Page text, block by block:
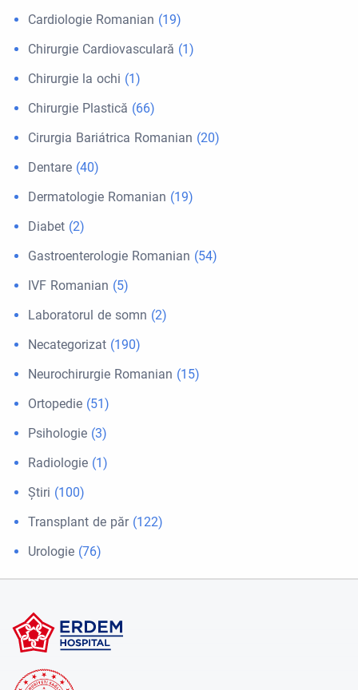
Cardiologie Romanian (19)
Chirurgie Cardiovasculară (1)
Chirurgie la ochi (1)
Chirurgie Plastică (66)
Cirurgia Bariátrica Romanian (20)
Dentare (40)
Dermatologie Romanian (19)
Diabet (2)
Gastroenterologie Romanian (54)
IVF Romanian (5)
Laboratorul de somn (2)
Necategorizat (190)
Neurochirurgie Romanian (15)
Ortopedie (51)
Psihologie (3)
Radiologie (1)
Ştiri (100)
Transplant de păr(122)
Urologie (76)